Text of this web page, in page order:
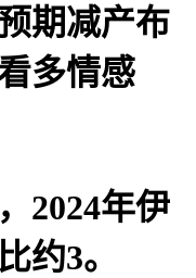
期减产布
多情感
年伊
约3。